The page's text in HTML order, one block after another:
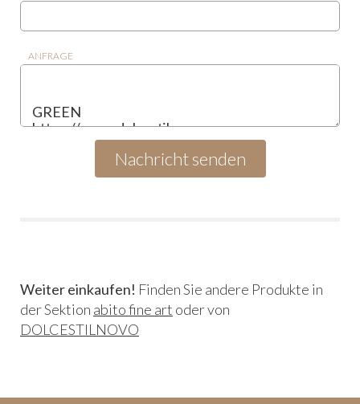
ANFRAGE
Weiter einkaufen! Finden Sie andere Produkte in
der Sektion abito fine art oder von
DOLCESTILNOVO